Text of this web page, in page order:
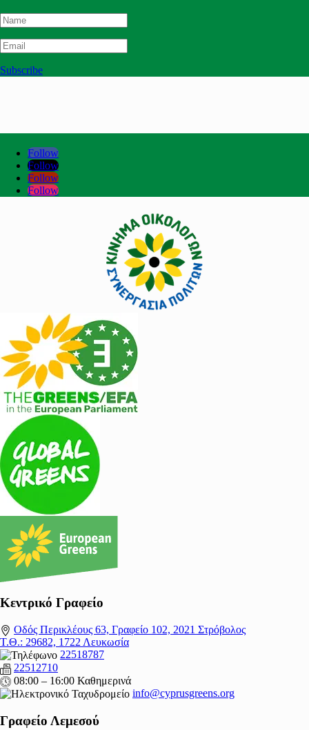
Subscribe
Follow
Follow
Follow
Follow
Κεντρικό Γραφείο
Οδός Περικλέους 63, Γραφείο 102, 2021 Στρόβολος
Τ.Θ.: 29682, 1722 Λευκωσία
22518787
22512710
08:00 – 16:00 Καθημερινά
info@cyprusgreens.org
Γραφείο Λεμεσού